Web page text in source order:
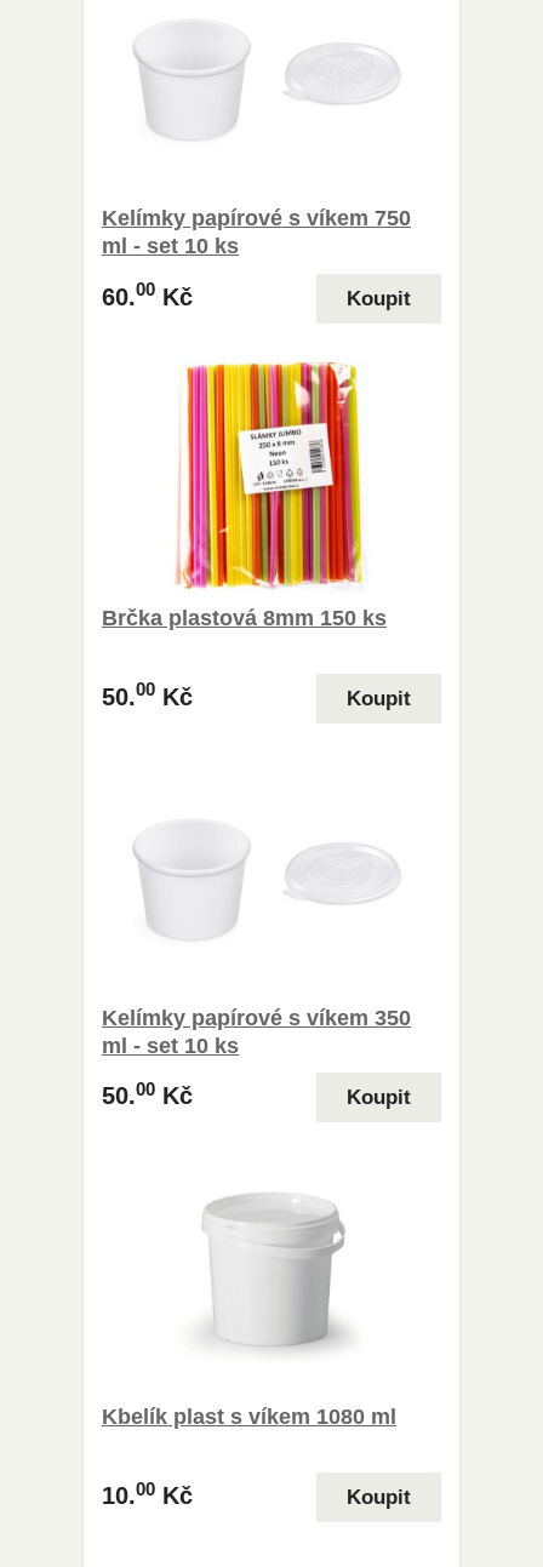
Kelímky papírové s víkem 750
ml - set 10 ks
60.00 Kč
Brčka plastová 8mm 150 ks
50.00 Kč
Kelímky papírové s víkem 350
ml - set 10 ks
50.00 Kč
Kbelík plast s víkem 1080 ml
10.00 Kč